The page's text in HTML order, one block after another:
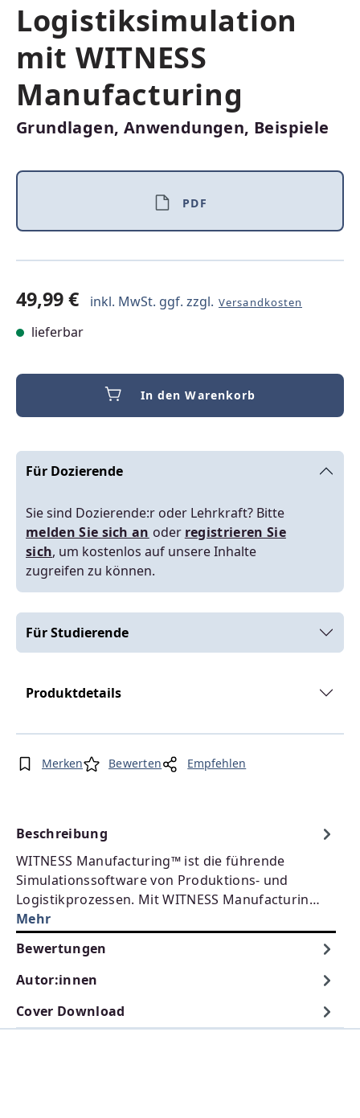
Logistiksimulation
mit WITNESS
Manufacturing
Grundlagen, Anwendungen, Beispiele
PDF
49,99 € inkl. MwSt. ggf. zzgl. Versandkosten
lieferbar
In den Warenkorb
Für Dozierende
Sie sind Dozierende:r oder Lehrkraft? Bitte
melden Sie sich an oder registrieren Sie
sich, um kostenlos auf unsere Inhalte
zugreifen zu können.
Für Studierende
Produktdetails
Merken Bewerten Empfehlen
Beschreibung
WITNESS Manufacturing™ ist die führende
Simulationssoftware von Produktions- und
Logistikprozessen. Mit WITNESS Manufacturin…
Mehr
Bewertungen
Autor:innen
Cover Download